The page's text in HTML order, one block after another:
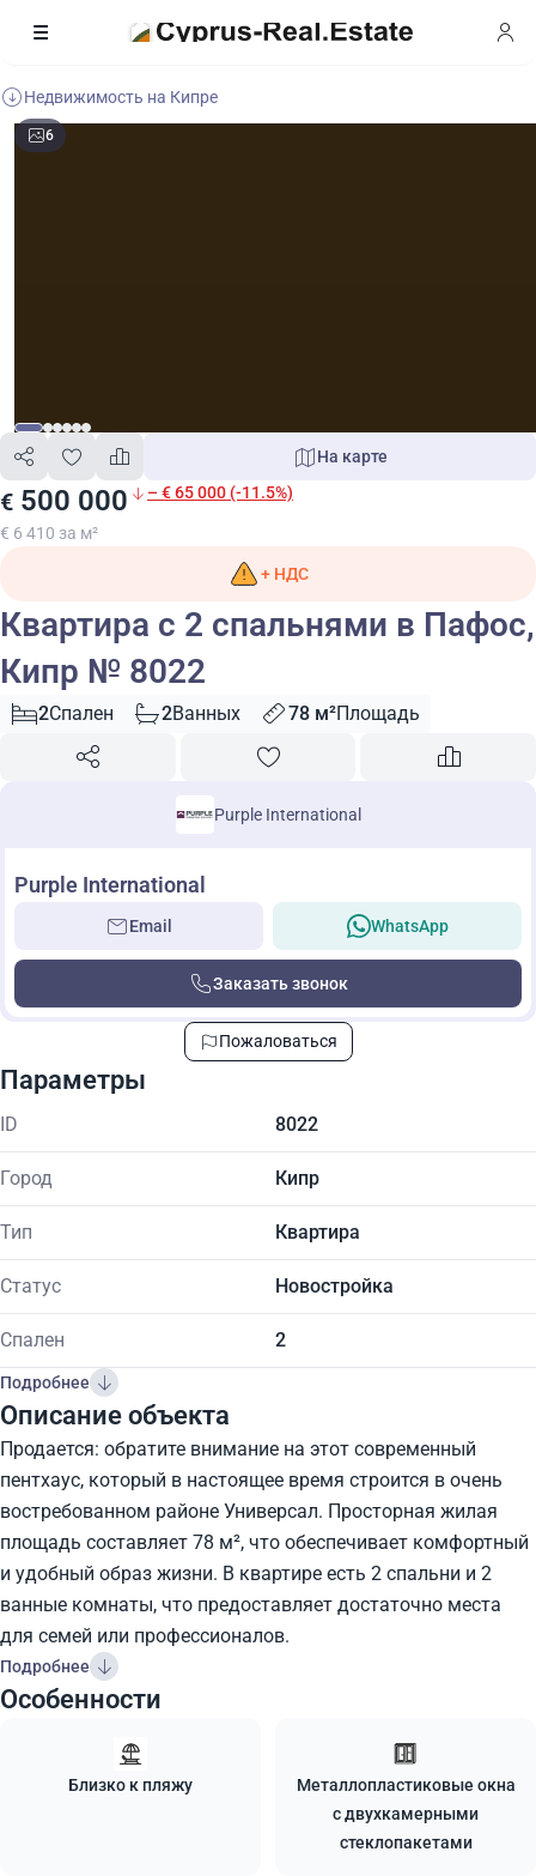
Недвижимость на Кипре
6
€ 500 000 – € 65 000 (-11.5%)
€ 6 410 за м²
На карте
+ НДС
Квартира с 2 спальнями в Пафос,
Кипр № 8022
2Спален 2Ванных 78 м²Площадь
Purple International
Purple International
Email WhatsApp
Заказать звонок
Пожаловаться
Параметры
ID 8022
Город Кипр
Тип Квартира
Статус Новостройка
Спален 2
Подробнее
Описание объекта
Продается: обратите внимание на этот современный
пентхаус, который в настоящее время строится в очень
востребованном районе Универсал. Просторная жилая
площадь составляет 78 м², что обеспечивает комфортный
и удобный образ жизни. В квартире есть 2 спальни и 2
ванные комнаты, что предоставляет достаточно места
для семей или профессионалов.
Подробнее
Особенности
Близко к пляжу
Металлопластиковые окна
с двухкамерными
стеклопакетами